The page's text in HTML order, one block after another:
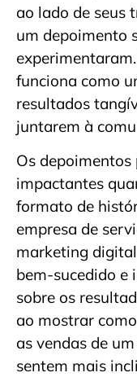
ao lado de seus
um depoimento
funciona como
resultados
juntarem à
Os
impactantes
formato de
empresa de
marketing
bem-sucedido e
sobre os
ao mostrar
as vendas de
sentem mais